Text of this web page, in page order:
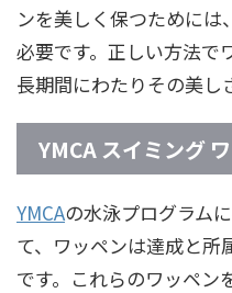
ンを美しく保つために
必要です。正しい方法で
長期間にわたりその美し
YMCA スイミング
YMCAの水泳プログラム
て、ワッペンは達成と所
です。これらのワッペン